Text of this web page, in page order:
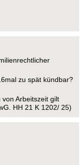
zu spät kündbar?
Arbeitszeit gilt
HH 21 K 1202/ 25)